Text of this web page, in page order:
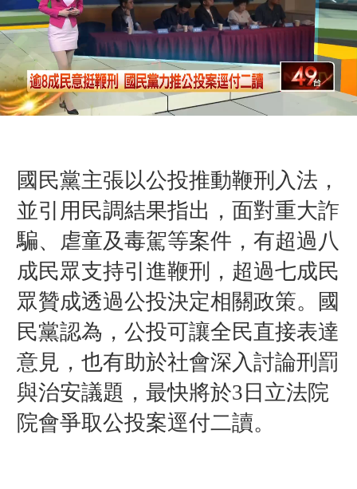
國民黨主張以公投推動鞭刑入法，
並引用民調結果指出，面對重大詐
騙、虐童及毒駕等案件，有超過八
成民眾支持引進鞭刑，超過七成民
眾贊成透過公投決定相關政策。國
民黨認為，公投可讓全民直接表達
意見，也有助於社會深入討論刑罰
與治安議題，最快將於3日立法院
院會爭取公投案逕付二讀。